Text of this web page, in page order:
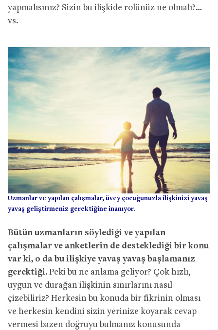
yapmalısınız? Sizin bu ilişkide rolünüz ne olmalı?…
vs.
Uzmanlar ve yapılan çalışmalar, üvey çocuğunuzla ilişkinizi yavaş
yavaş geliştirmeniz gerektiğine inanıyor.
Bütün uzmanların söylediği ve yapılan
çalışmalar ve anketlerin de desteklediği bir konu
var ki, o da bu ilişkiye yavaş yavaş başlamanız
gerektiği. Peki bu ne anlama geliyor? Çok hızlı,
uygun ve durağan ilişkinin sınırlarını nasıl
çizebiliriz? Herkesin bu konuda bir fikrinin olması
ve herkesin kendini sizin yerinize koyarak cevap
vermesi bazen doğruyu bulmanız konusunda